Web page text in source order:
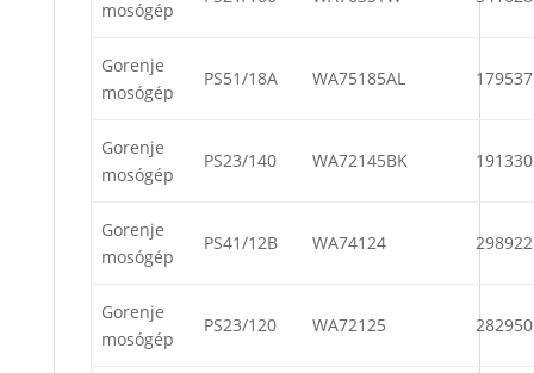
mosógép
Gorenje
mosógép
PS51/18A WA75185AL 179537
Gorenje
mosógép
PS23/140 WA72145BK 191330
Gorenje
mosógép
PS41/12B WA74124 298922
Gorenje
mosógép
PS23/120 WA72125 282950